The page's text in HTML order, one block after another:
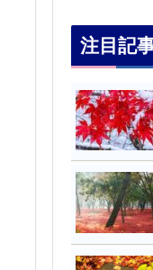
注目記